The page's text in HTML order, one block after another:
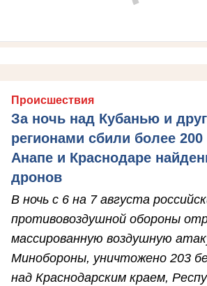
Происшествия
За ночь над Кубанью и
регионами сбили более
Анапе и Краснодаре
дронов
В ночь с 6 на 7 августа
противовоздушной обороны
массированную воздушную
Минобороны, уничтожено 203
над Краснодарским краем,